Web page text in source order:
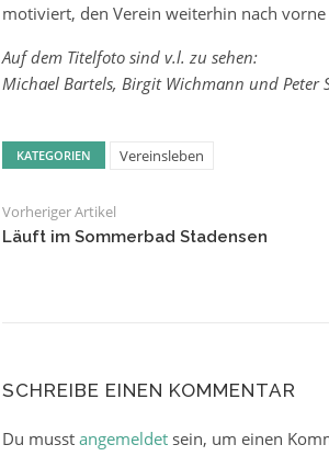
motiviert, den Verein weiterhin nach
Auf dem Titelfoto sind v.l. zu sehen:
Michael Bartels, Birgit Wichmann und Peter
KATEGORIEN Vereinsleben
Vorheriger Artikel
Läuft im Sommerbad Stadensen
SCHREIBE EINEN KOMMENTAR
Du musst angemeldetsein, um einen